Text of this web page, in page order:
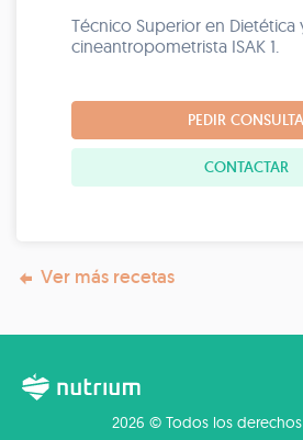
Técnico Superior en Dietética
cineantropometrista ISAK 1.
PEDIR CONSULTA
CONTACTAR
Ver más recetas
2026 © Todos los